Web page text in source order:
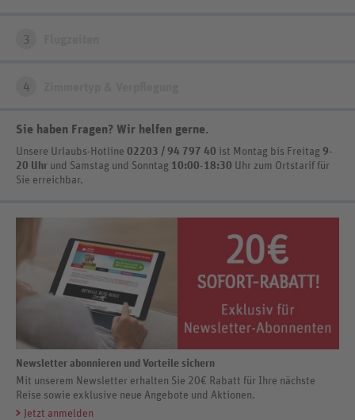
3
4
Sie haben Fragen? Wir helfen gerne.
Unsere Urlaubs-Hotline 02203 / 94 797 40 ist Montag bis Freitag 9-
20 Uhr und Samstag und Sonntag 10:00-18:30 Uhr zum Ortstarif für
Sie erreichbar.
Newsletter abonnieren und Vorteile sichern
Mit unserem Newsletter erhalten Sie 20€ Rabatt für Ihre nächste
Reise sowie exklusive neue Angebote und Aktionen.
Jetzt anmelden